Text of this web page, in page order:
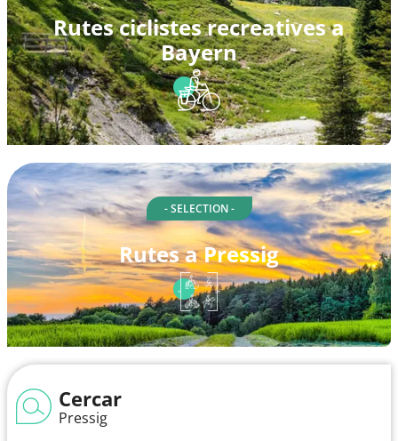
Rutes ciclistes recreatives a
Bayern
- SELECTION -
Rutes a Pressig
Cercar
Pressig